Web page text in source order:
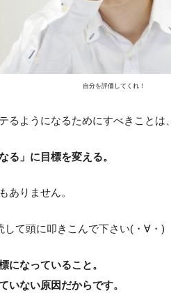
自分を評価してくれ！
るようになるためにすべきことは、
る」に目標を変える。
ありません。
して頭に叩きこんで下さい(・∀・)
になっていること。
いない原因だからです。